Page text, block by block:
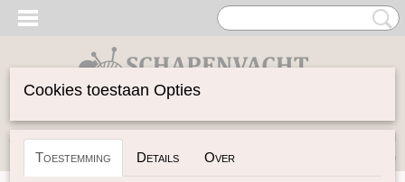
Inloggen Registreren
(0)
Cookies toestaan Opties
Toestemming Details Over